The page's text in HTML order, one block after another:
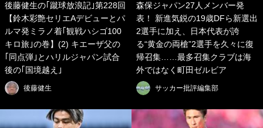
後藤健生の｢蹴球放浪記｣第228回
【鈴木彩艶セリエAデビューとパ
ルマ発ミラノ着｢観戦ハシゴ100
キロ旅｣の巻】(2) キエーザ父の
｢同点弾｣とハリルジャパン試合
後の｢国境越え｣
後藤健生
森保ジャパン27人メンバー発
表！ 新進気鋭の19歳DFら新選出
2選手に加え、日本代表が誇
る“黄金の両槍”2選手を久々に復
帰召集……最多召集クラブは海
外ではなく町田ゼルビア
サッカー批評編集部